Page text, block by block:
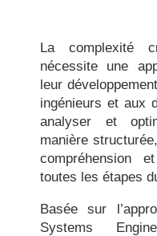
La complexité
nécessite une
leur
ingénieurs et aux
analyser et
manière
compréhension
toutes les étapes
Basée sur
Systems